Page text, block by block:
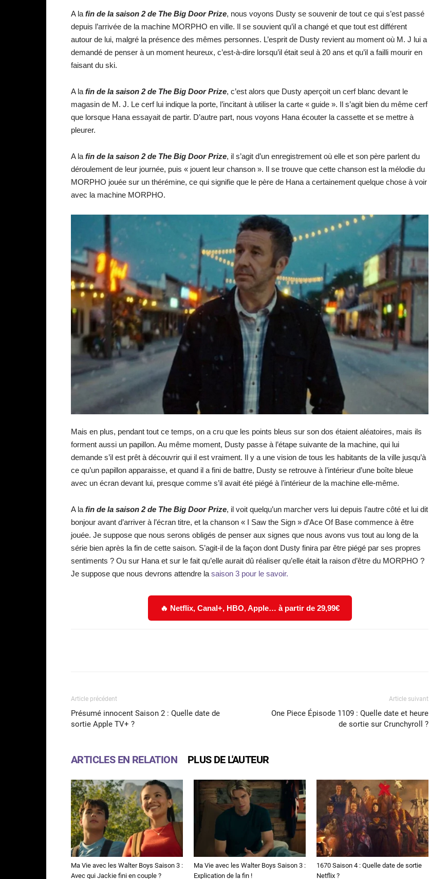
A la fin de la saison 2 de The Big Door Prize, nous voyons Dusty se souvenir de tout ce qui s’est passé
depuis l’arrivée de la machine MORPHO en ville. Il se souvient qu’il a changé et que tout est différent
autour de lui, malgré la présence des mêmes personnes. L’esprit de Dusty revient au moment où M. J lui a
demandé de penser à un moment heureux, c’est-à-dire lorsqu’il était seul à 20 ans et qu’il a failli mourir en
faisant du ski.
A la fin de la saison 2 de The Big Door Prize, c’est alors que Dusty aperçoit un cerf blanc devant le
magasin de M. J. Le cerf lui indique la porte, l’incitant à utiliser la carte « guide ». Il s’agit bien du même cerf
que lorsque Hana essayait de partir. D’autre part, nous voyons Hana écouter la cassette et se mettre à
pleurer.
A la fin de la saison 2 de The Big Door Prize, il s’agit d’un enregistrement où elle et son père parlent du
déroulement de leur journée, puis « jouent leur chanson ». Il se trouve que cette chanson est la mélodie du
MORPHO jouée sur un thérémine, ce qui signifie que le père de Hana a certainement quelque chose à voir
avec la machine MORPHO.
Mais en plus, pendant tout ce temps, on a cru que les points bleus sur son dos étaient aléatoires, mais ils
forment aussi un papillon. Au même moment, Dusty passe à l’étape suivante de la machine, qui lui
demande s’il est prêt à découvrir qui il est vraiment. Il y a une vision de tous les habitants de la ville jusqu’à
ce qu’un papillon apparaisse, et quand il a fini de battre, Dusty se retrouve à l’intérieur d’une boîte bleue
avec un écran devant lui, presque comme s’il avait été piégé à l’intérieur de la machine elle-même.
A la fin de la saison 2 de The Big Door Prize, il voit quelqu’un marcher vers lui depuis l’autre côté et lui dit
bonjour avant d’arriver à l’écran titre, et la chanson « I Saw the Sign » d’Ace Of Base commence à être
jouée. Je suppose que nous serons obligés de penser aux signes que nous avons vus tout au long de la
série bien après la fin de cette saison. S’agit-il de la façon dont Dusty finira par être piégé par ses propres
sentiments ? Ou sur Hana et sur le fait qu’elle aurait dû réaliser qu’elle était la raison d’être du MORPHO ?
Je suppose que nous devrons attendre la saison 3 pour le savoir.
🔥 Netflix, Canal+, HBO, Apple… à partir de 29,99€
Article précédent
Présumé innocent Saison 2 : Quelle date de
sortie Apple TV+ ?
Article suivant
One Piece Épisode 1109 : Quelle date et heure
de sortie sur Crunchyroll ?
ARTICLES EN RELATION PLUS DE L'AUTEUR
Ma Vie avec les Walter Boys Saison 3 :
Avec qui Jackie fini en couple ?
Ma Vie avec les Walter Boys Saison 3 :
Explication de la fin !
1670 Saison 4 : Quelle date de sortie
Netflix ?